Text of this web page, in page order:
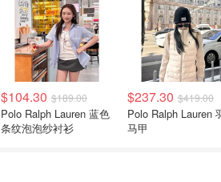
$104.30 $189.00
Polo Ralph Lauren 蓝色
条纹泡泡纱衬衫
$237.30 $419.00
Polo Ralph Lauren
马甲